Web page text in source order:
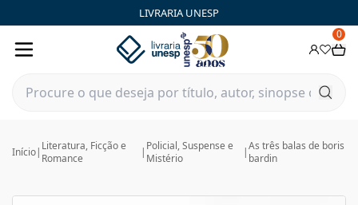
LIVRARIA UNESP
0
Início| Literatura, Ficção e
Romance
| Policial, Suspense e
Mistério
|As três balas de boris
bardin